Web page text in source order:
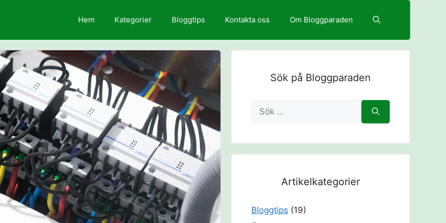
Hem Kategorier Bloggtips Kontakta oss Om Bloggparaden
Sök på Bloggparaden
Sök
efter:
Artikelkategorier
Bloggtips (19)